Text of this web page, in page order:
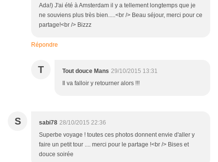
Ada!) J'ai été à Amsterdam il y a tellement longtemps que je
ne souviens plus très bien.....<br /> Beau séjour, merci pour ce
partage!<br /> Bizzz
Répondre
T Tout douce Mans 29/10/2015 13:31
Il va falloir y retourner alors !!!
S sabi78 28/10/2015 22:36
Superbe voyage ! toutes ces photos donnent envie d'aller y
faire un petit tour .... merci pour le partage !<br /> Bises et
douce soirée